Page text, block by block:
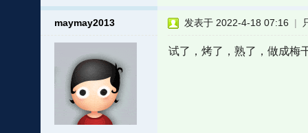
maymay2013 发表于 2022-4-18 07:16 |
试了，烤了，熟了，做成梅